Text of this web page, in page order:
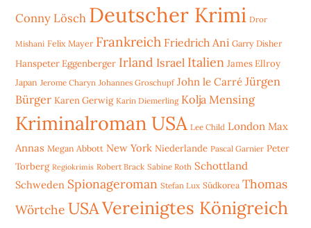
Conny Lösch Deutscher Krimi Dror
Mishani Felix Mayer Frankreich Friedrich Ani Garry Disher
Hanspeter Eggenberger Irland Israel Italien James Ellroy
Japan Jerome Charyn Johannes Groschupf John le Carré Jürgen
Bürger Karen Gerwig Karin Diemerling Kolja Mensing
Kriminalroman USA Lee Child London Max
Annas Megan Abbott New York Niederlande Pascal Garnier Peter
Torberg Regiokrimis Robert Brack Sabine Roth Schottland
Schweden Spionageroman Stefan Lux Südkorea Thomas
Wörtche USAVereinigtes Königreich